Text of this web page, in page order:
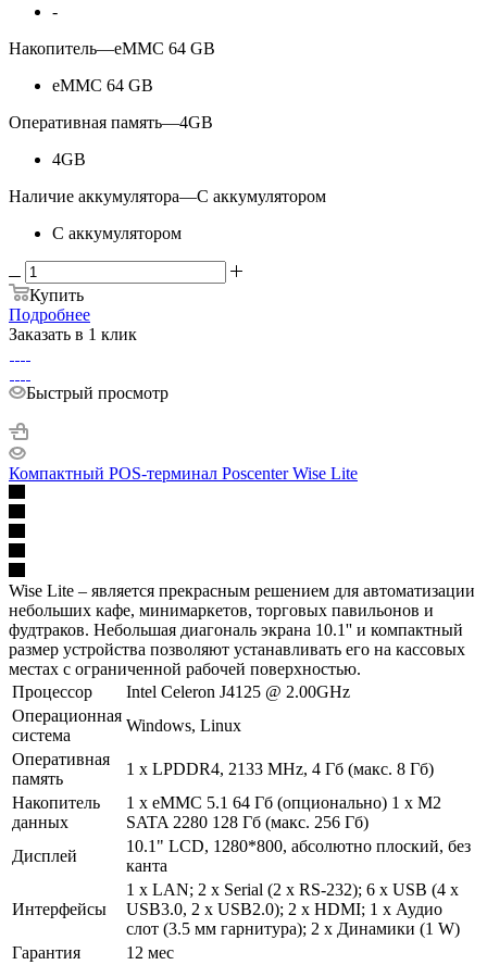
-
Накопитель—eMMC 64 GB
eMMC 64 GB
Оперативная память—4GB
4GB
Наличие аккумулятора—С аккумулятором
С аккумулятором
Купить
Подробнее
Заказать в 1 клик
Быстрый просмотр
Компактный POS-терминал Poscenter Wise Lite
Wise Lite – является прекрасным решением для автоматизации
небольших кафе, минимаркетов, торговых павильонов и
фудтраков. Небольшая диагональ экрана 10.1'' и компактный
размер устройства позволяют устанавливать его на кассовых
местах с ограниченной рабочей поверхностью.
Процессор
Intel Celeron J4125 @ 2.00GHz
Операционная
система
Windows, Linux
Оперативная
память
1 х LPDDR4, 2133 MHz, 4 Гб (макс. 8 Гб)
Накопитель
данных
1 х eMMC 5.1 64 Гб (опционально) 1 х M2
SATA 2280 128 Гб (макс. 256 Гб)
Дисплей
10.1" LCD, 1280*800, абсолютно плоский, без
канта
Интерфейсы
1 х LAN; 2 х Serial (2 х RS-232); 6 х USB (4 х
USB3.0, 2 х USB2.0); 2 х HDMI; 1 х Аудио
слот (3.5 мм гарнитура); 2 х Динамики (1 W)
Гарантия
12 мес